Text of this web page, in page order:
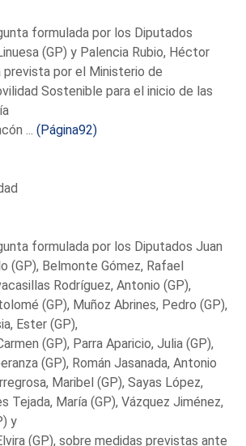
formulada por los Diputados
(GP) y Palencia Rubio, Héctor
prevista por el Ministerio de
Sostenible para el inicio de las
...(Página92)
formulada por los Diputados Juan
(GP), Belmonte Gómez, Rafael
Rodríguez, Antonio (GP),
(GP), Muñoz Abrines, Pedro (GP),
Ester (GP),
(GP), Parra Aparicio, Julia (GP),
(GP), Román Jasanada, Antonio
Maribel (GP), Sayas López,
Tejada, María (GP), Vázquez Jiménez,
y
(GP), sobre medidas previstas ante